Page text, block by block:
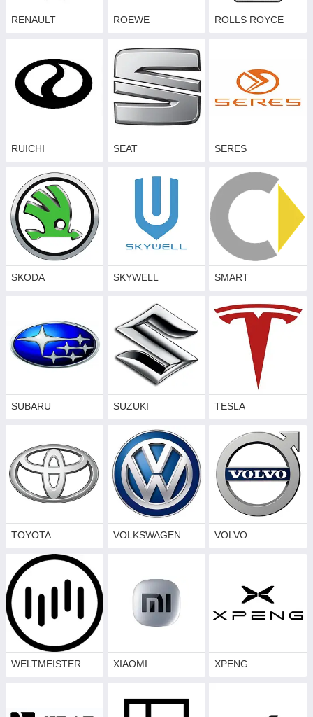
RENAULT ROEWE ROLLS ROYCE
RUICHI SEAT SERES
SKODA SKYWELL SMART
SUBARU SUZUKI TESLA
TOYOTA VOLKSWAGEN VOLVO
WELTMEISTER XIAOMI XPENG